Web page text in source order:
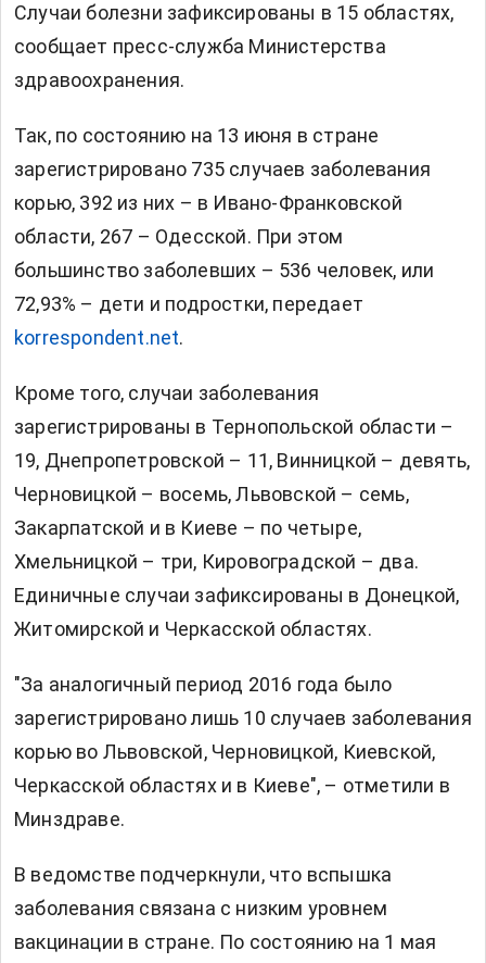
Случаи болезни зафиксированы в 15 областях,
сообщает пресс-служба Министерства
здравоохранения.
Так, по состоянию на 13 июня в стране
зарегистрировано 735 случаев заболевания
корью, 392 из них – в Ивано-Франковской
области, 267 – Одесской. При этом
большинство заболевших – 536 человек, или
72,93% – дети и подростки, передает
korrespondent.net.
Кроме того, случаи заболевания
зарегистрированы в Тернопольской области –
19, Днепропетровской – 11, Винницкой – девять,
Черновицкой – восемь, Львовской – семь,
Закарпатской и в Киеве – по четыре,
Хмельницкой – три, Кировоградской – два.
Единичные случаи зафиксированы в Донецкой,
Житомирской и Черкасской областях.
"За аналогичный период 2016 года было
зарегистрировано лишь 10 случаев заболевания
корью во Львовской, Черновицкой, Киевской,
Черкасской областях и в Киеве", – отметили в
Минздраве.
В ведомстве подчеркнули, что вспышка
заболевания связана с низким уровнем
вакцинации в стране. По состоянию на 1 мая